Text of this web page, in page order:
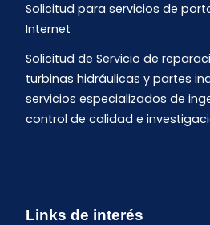
Solicitud para servicios de
Internet
Solicitud de Servicio de
turbinas hidráulicas y partes
servicios especializados de
control de calidad e
Links de interés